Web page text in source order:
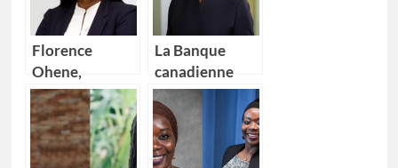
Florence
Ohene,
nouvelle
Directrice
générale d’IBM
Ghana
La Banque
canadienne
impériale de
commerce
(CIBC) nomme
Kikelomo